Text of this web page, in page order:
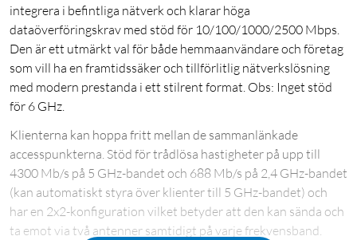
integrera i befintliga nätverk och klarar höga
dataöverföringskrav med stöd för 10/100/1000/2500 Mbps.
Den är ett utmärkt val för både hemmaanvändare och företag
som vill ha en framtidssäker och tillförlitlig nätverkslösning
med modern prestanda i ett stilrent format. Obs: Inget stöd
för 6 GHz.
Klienterna kan hoppa fritt mellan de sammanlänkade
accesspunkterna. Stöd för trådlösa hastigheter på upp till
4300 Mb/s på 5 GHz-bandet och 688 Mb/s på 2,4 GHz-bandet
(kan automatiskt styra över klienter till 5 GHz-bandet) och
har en 2x2-konfiguration vilket betyder att den kan sända och
ta emot via två antenner samtidigt på varje frekvensband.